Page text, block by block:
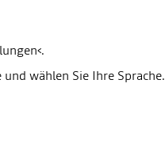
wählen Sie Ihre Sprache.